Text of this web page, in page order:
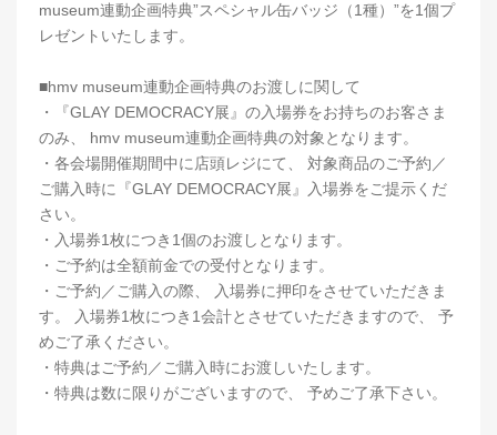
museum連動企画特典”スペシャル缶バッジ（1種）”を1個プ
レゼントいたします。
■hmv museum連動企画特典のお渡しに関して
・『GLAY DEMOCRACY展』の入場券をお持ちのお客さま
のみ、 hmv museum連動企画特典の対象となります。
・各会場開催期間中に店頭レジにて、 対象商品のご予約／
ご購入時に『GLAY DEMOCRACY展』入場券をご提示くだ
さい。
・入場券1枚につき1個のお渡しとなります。
・ご予約は全額前金での受付となります。
・ご予約／ご購入の際、 入場券に押印をさせていただきま
す。 入場券1枚につき1会計とさせていただきますので、 予
めご了承ください。
・特典はご予約／ご購入時にお渡しいたします。
・特典は数に限りがございますので、 予めご了承下さい。